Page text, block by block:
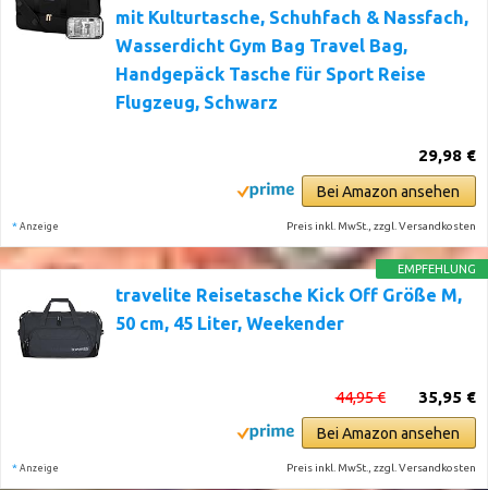
mit Kulturtasche, Schuhfach & Nassfach,
Wasserdicht Gym Bag Travel Bag,
Handgepäck Tasche für Sport Reise
Flugzeug, Schwarz
29,98 €
Bei Amazon ansehen
* Anzeige Preis inkl. MwSt., zzgl. Versandkosten
EMPFEHLUNG
travelite Reisetasche Kick Off Größe M,
50 cm, 45 Liter, Weekender
35,95 €
44,95 €
Bei Amazon ansehen
* Anzeige Preis inkl. MwSt., zzgl. Versandkosten